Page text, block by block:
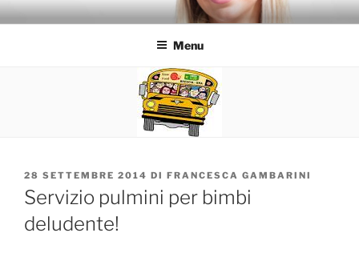
Salta
al
FRANCESCA GAMBARINI
Menu
PUBBLICATO
IL
28 SETTEMBRE 2014 DI FRANCESCA GAMBARINI
Servizio pulmini per bimbi
deludente!